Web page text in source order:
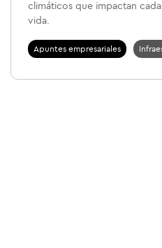
climáticos que impactan
vida.
Apuntes empresariales